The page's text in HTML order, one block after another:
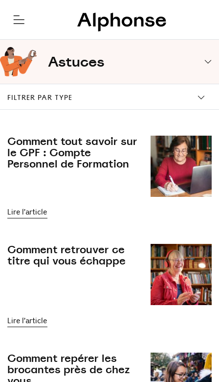
Astuces
FILTRER PAR TYPE
Comment tout savoir sur
le CPF : Compte
Personnel de Formation
Lire l’article
Comment retrouver ce
titre qui vous échappe
Lire l’article
Comment repérer les
brocantes près de chez